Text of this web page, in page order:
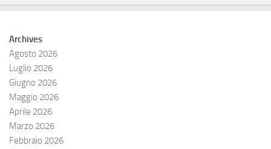
Archives
Agosto 2026
Luglio 2026
Giugno 2026
Maggio 2026
Aprile 2026
Marzo 2026
Febbraio 2026